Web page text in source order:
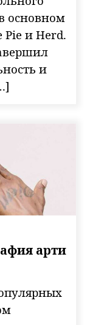
основном
Pie и Herd.
и
арти